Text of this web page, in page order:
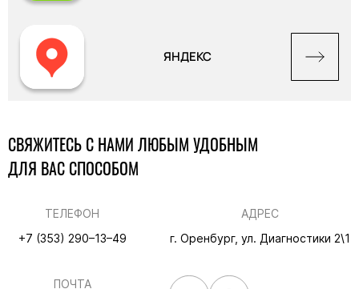
ЯНДЕКС
СВЯЖИТЕСЬ С НАМИ ЛЮБЫМ УДОБНЫМ
ДЛЯ ВАС СПОСОБОМ
ТЕЛЕФОН
+7 (353) 290–13–49
АДРЕС
г. Оренбург, ул. Диагностики 2\1
ПОЧТА